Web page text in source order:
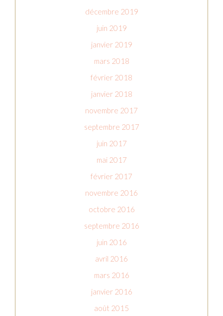
décembre 2019
juin 2019
janvier 2019
mars 2018
février 2018
janvier 2018
novembre 2017
septembre 2017
juin 2017
mai 2017
février 2017
novembre 2016
octobre 2016
septembre 2016
juin 2016
avril 2016
mars 2016
janvier 2016
août 2015